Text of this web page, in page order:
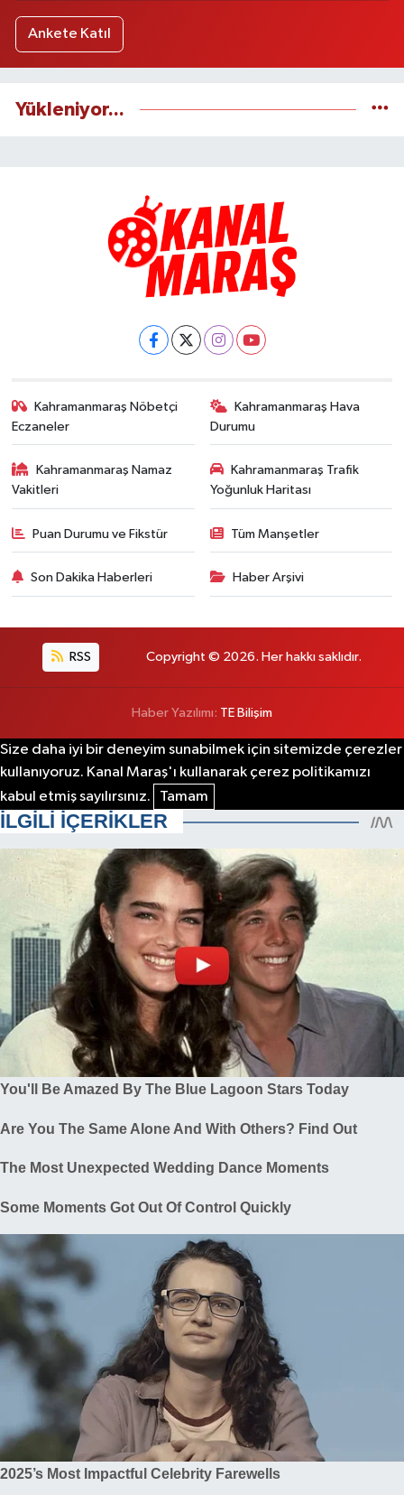
Ankete Katıl
Yükleniyor...
Kahramanmaraş Nöbetçi
Eczaneler
Kahramanmaraş Hava
Durumu
Kahramanmaraş Namaz
Vakitleri
Kahramanmaraş Trafik
Yoğunluk Haritası
Puan Durumu ve Fikstür Tüm Manşetler
Son Dakika Haberleri Haber Arşivi
RSS Copyright © 2026. Her hakkı saklıdır.
Haber Yazılımı: TE Bilişim
Size daha iyi bir deneyim sunabilmek için sitemizde çerezler
kullanıyoruz. Kanal Maraş'ı kullanarak çerez politikamızı
kabul etmiş sayılırsınız.
Tamam